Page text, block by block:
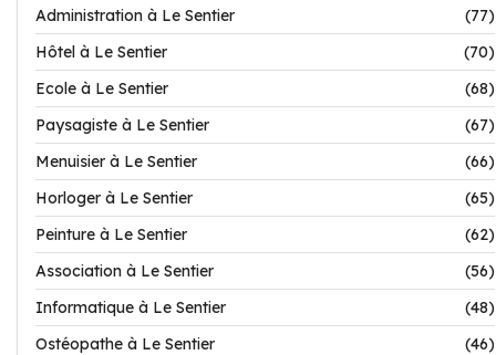
Administration à Le Sentier
(77)
Hôtel à Le Sentier
(70)
Ecole à Le Sentier
(68)
Paysagiste à Le Sentier
(67)
Menuisier à Le Sentier
(66)
Horloger à Le Sentier
(65)
Peinture à Le Sentier
(62)
Association à Le Sentier
(56)
Informatique à Le Sentier
(48)
Ostéopathe à Le Sentier
(46)